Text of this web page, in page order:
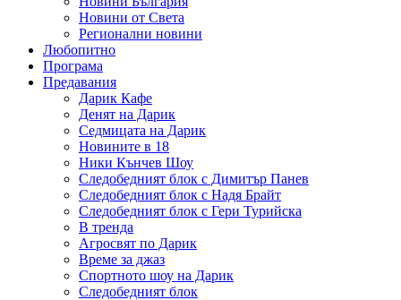
Новини от Света
Регионални новини
Любопитно
Програма
Предавания
Дарик Кафе
Денят на Дарик
Седмицата на Дарик
Новините в 18
Ники Кънчев Шоу
Следобедният блок с Димитър Панев
Следобедният блок с Надя Брайт
Следобедният блок с Гери Турийска
В тренда
Агросвят по Дарик
Време за джаз
Спортното шоу на Дарик
Следобедният блок